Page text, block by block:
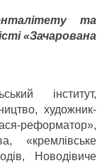
та
«Зачарована
інститут,
художник-
реформатор»,
«кремлівське
Новодівиче